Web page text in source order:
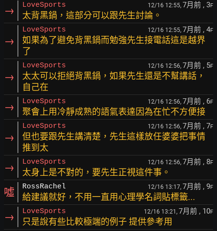
→ LoveSports 12/16 12:55, 7月前 , 3F
太背黑鍋，這部分可以跟先生討論。
→
LoveSports 12/16 12:55, 7月前 , 4F
如果為了避免背黑鍋而勉強先生接電話這是越界
了
→
LoveSports 12/16 12:56, 7月前 , 5F
太太可以拒絕背黑鍋，如果先生還是不幫講話，
自己在
→ LoveSports 12/16 12:56, 7月前 , 6F
聚會上用冷靜成熟的語氣表達因為在忙不方便接
→
LoveSports 12/16 12:56, 7月前 , 7F
但也要跟先生講清楚，先生這樣放任婆婆把事情
推到太
→ LoveSports 12/16 12:56, 7月前 , 8F
太身上是不對的，要先生正視這件事。
噓 RossRachel 12/16 13:17, 7月前 , 9F
給建議就好，不用一直用心理學名詞貼標籤...
→ LoveSports 12/16 13:21, 7月前 , 10F
只是說有些比較極端的例子 提供參考用